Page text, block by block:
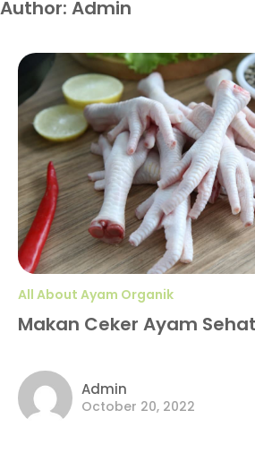
Author: Admin
All About Ayam Organik
Makan Ceker Ayam
Admin
October 20, 2022